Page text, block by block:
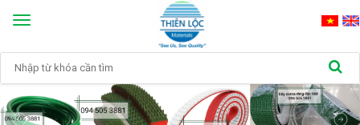
Toggle